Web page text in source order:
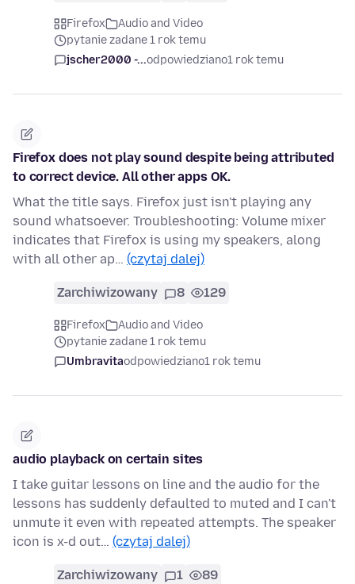
Firefox
Audio and Video
pytanie zadane 1 rok temu
jscher2000 -...odpowiedziano1 rok temu
Firefox does not play sound despite being attributed
to correct device. All other apps OK.
What the title says. Firefox just isn't playing any
sound whatsoever. Troubleshooting: Volume mixer
indicates that Firefox is using my speakers, along
with all other ap… (czytaj dalej)
Zarchiwizowany 8 129
Firefox
Audio and Video
pytanie zadane 1 rok temu
Umbravitaodpowiedziano1 rok temu
audio playback on certain sites
I take guitar lessons on line and the audio for the
lessons has suddenly defaulted to muted and I can't
unmute it even with repeated attempts. The speaker
icon is x-d out… (czytaj dalej)
Zarchiwizowany 1 89